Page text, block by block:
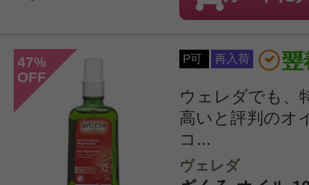
47%
OFF
P可 再入荷
ウェレダでも、
高いと評判のオ
コ...
ヴェレダ